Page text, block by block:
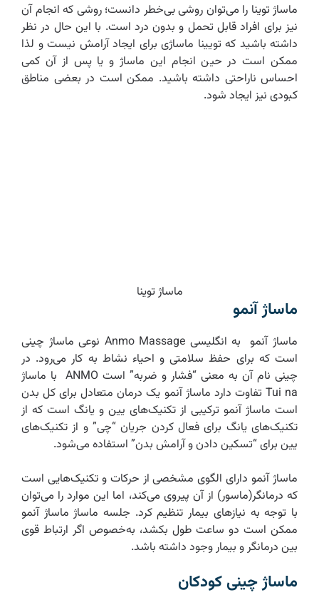
ماساژ توینا را می‌توان روشی بی‌خطر دانست؛ روشی که انجام آن
نیز برای افراد قابل تحمل و بدون درد است. با این حال در نظر
داشته باشید که تویینا ماساژی برای ایجاد آرامش نیست و لذا
ممکن است در حین انجام این ماساژ و یا پس از آن کمی
احساس ناراحتی داشته باشید. ممکن است در بعضی مناطق
کبودی نیز ایجاد شود.
ماساژ توینا
ماساژ آنمو
ماساژ آنمو به انگلیسی ​Anmo Massage نوعی ماساژ چینی
است که برای حفظ سلامتی و احیاء نشاط به کار می‌رود. در
چینی نام آن به معنی “فشار و ضربه” است ANMO با ماساژ
Tui na تفاوت دارد ماساژ آنمو یک درمان متعادل برای کل بدن
است ماساژ آنمو ترکیبی از تکنیک‌های یین و یانگ است که از
تکنیک‌های یانگ برای فعال کردن جریان “چی” و از تکنیک‌های
یین برای “تسکین دادن و آرامش بدن” استفاده می‌شود.
ماساژ آنمو دارای الگوی مشخصی از حرکات و تکنیک‌هایی است
که درمانگر(ماسور) از آن پیروی می‌کند، اما این موارد را می‌توان
با توجه به نیازهای بیمار تنظیم کرد. جلسه ماساژ ماساژ آنمو
ممکن است دو ساعت طول بکشد، به‌خصوص اگر ارتباط قوی
بین درمانگر و بیمار وجود داشته باشد.
ماساژ چینی کودکان